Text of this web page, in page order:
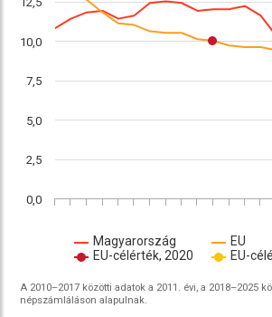
A 2010–2017 közötti adatok a 2011. évi, a 2018–2025
népszámláláson alapulnak.
0,0
2,5
5,0
7,5
10,0
Magyarország
EU
EU-célérték, 2020
EU-